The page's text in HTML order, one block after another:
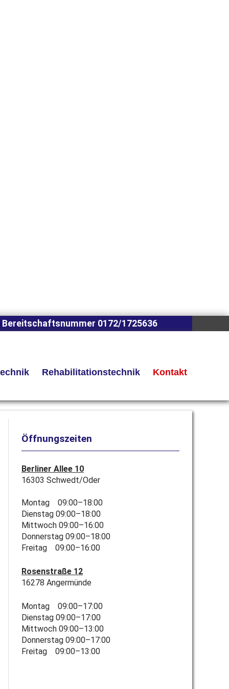
Bereitschaftsnummer 0172/1725636
Rehabilitationstechnik Kontakt
Öffnungszeiten
Berliner Allee 10
16303 Schwedt/Oder
Montag 09:00–18:00
Dienstag 09:00–18:00
Mittwoch 09:00–16:00
Donnerstag 09:00–18:00
Freitag 09:00–16:00
Rosenstraße 12
16278 Angermünde
Montag 09:00–17:00
Dienstag 09:00–17:00
Mittwoch 09:00–13:00
Donnerstag 09:00–17:00
Freitag 09:00–13:00